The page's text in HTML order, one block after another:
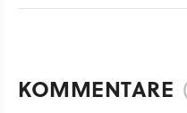
KOMMENTARE